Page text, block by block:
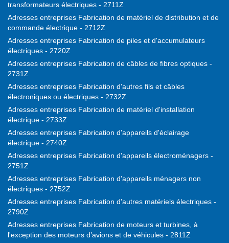
transformateurs électriques - 2711Z
Adresses entreprises Fabrication de matériel de distribution et de
commande électrique - 2712Z
Adresses entreprises Fabrication de piles et d'accumulateurs
électriques - 2720Z
Adresses entreprises Fabrication de câbles de fibres optiques -
2731Z
Adresses entreprises Fabrication d'autres fils et câbles
électroniques ou électriques - 2732Z
Adresses entreprises Fabrication de matériel d'installation
électrique - 2733Z
Adresses entreprises Fabrication d'appareils d'éclairage
électrique - 2740Z
Adresses entreprises Fabrication d'appareils électroménagers -
2751Z
Adresses entreprises Fabrication d'appareils ménagers non
électriques - 2752Z
Adresses entreprises Fabrication d'autres matériels électriques -
2790Z
Adresses entreprises Fabrication de moteurs et turbines, à
l'exception des moteurs d’avions et de véhicules - 2811Z